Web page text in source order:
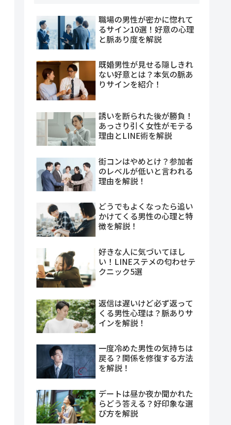
職場の男性が密かに惚れて
るサイン10選！好意の心理
と脈あり度を解説
既婚男性が見せる隠しきれ
ない好意とは？本気の脈あ
りサインを紹介！
誘いを断られた後が勝負！
あっさり引く女性がモテる
理由とLINE術を解説
街コンはやめとけ？参加者
のレベルが低いと言われる
理由を解説！
どうでもよくなったら追い
かけてくる男性の心理と特
徴を解説！
好きな人に気づいてほし
い！LINEステメの匂わせテ
クニック5選
返信は遅いけど必ず返って
くる男性心理は？脈ありサ
インを解説！
一度冷めた男性の気持ちは
戻る？関係を修復する方法
を解説！
デートは昼か夜か聞かれた
らどう答える？好印象な選
び方を解説